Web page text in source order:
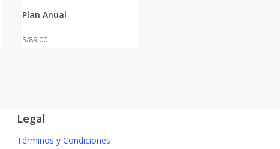
Plan Anual
S/89.00
Legal
Términos y Condiciones